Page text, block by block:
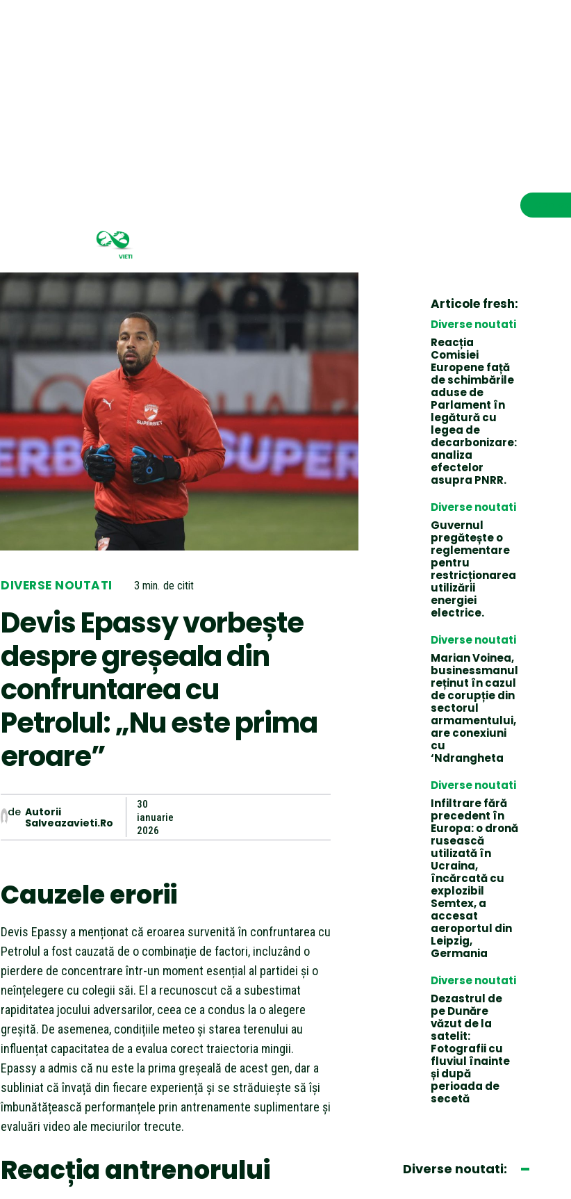
DIVERSE NOUTATI 3 min. de citit
Devis Epassy vorbește
despre greșeala din
confruntarea cu
Petrolul: „Nu este prima
eroare”
de Autorii
Salveazavieti.ro
30
ianuarie
2026
Cauzele erorii
Devis Epassy a menționat că eroarea survenită în confruntarea cu
Petrolul a fost cauzată de o combinație de factori, incluzând o
pierdere de concentrare într-un moment esențial al partidei și o
neînțelegere cu colegii săi. El a recunoscut că a subestimat
rapiditatea jocului adversarilor, ceea ce a condus la o alegere
greșită. De asemenea, condițiile meteo și starea terenului au
influențat capacitatea de a evalua corect traiectoria mingii.
Epassy a admis că nu este la prima greșeală de acest gen, dar a
subliniat că învață din fiecare experiență și se străduiește să își
îmbunătățească performanțele prin antrenamente suplimentare și
evaluări video ale meciurilor trecute.
Reacția antrenorului
Articole fresh:
Diverse noutati
Reacția
Comisiei
Europene față
de schimbările
aduse de
Parlament în
legătură cu
legea de
decarbonizare:
analiza
efectelor
asupra PNRR.
Diverse noutati
Guvernul
pregătește o
reglementare
pentru
restricționarea
utilizării
energiei
electrice.
Diverse noutati
Marian Voinea,
businessmanul
reținut în cazul
de corupție din
sectorul
armamentului,
are conexiuni
cu
‘Ndrangheta
Diverse noutati
Infiltrare fără
precedent în
Europa: o dronă
rusească
utilizată în
Ucraina,
încărcată cu
explozibil
Semtex, a
accesat
aeroportul din
Leipzig,
Germania
Diverse noutati
Dezastrul de
pe Dunăre
văzut de la
satelit:
Fotografii cu
fluviul înainte
și după
perioada de
secetă
Diverse noutati: